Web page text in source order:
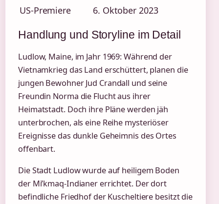
US-Premiere
6. Oktober 2023
Handlung und Storyline im Detail
Ludlow, Maine, im Jahr 1969: Während der
Vietnamkrieg das Land erschüttert, planen die
jungen Bewohner Jud Crandall und seine
Freundin Norma die Flucht aus ihrer
Heimatstadt. Doch ihre Pläne werden jäh
unterbrochen, als eine Reihe mysteriöser
Ereignisse das dunkle Geheimnis des Ortes
offenbart.
Die Stadt Ludlow wurde auf heiligem Boden
der Mi’kmaq-Indianer errichtet. Der dort
befindliche Friedhof der Kuscheltiere besitzt die